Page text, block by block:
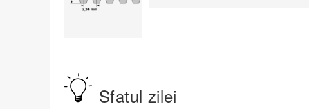
Sfatul zilei